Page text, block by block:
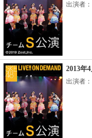
出演者
2013年
出演者